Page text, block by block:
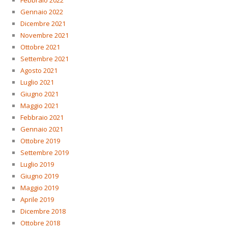
Gennaio 2022
Dicembre 2021
Novembre 2021
Ottobre 2021
Settembre 2021
Agosto 2021
Luglio 2021
Giugno 2021
Maggio 2021
Febbraio 2021
Gennaio 2021
Ottobre 2019
Settembre 2019
Luglio 2019
Giugno 2019
Maggio 2019
Aprile 2019
Dicembre 2018
Ottobre 2018